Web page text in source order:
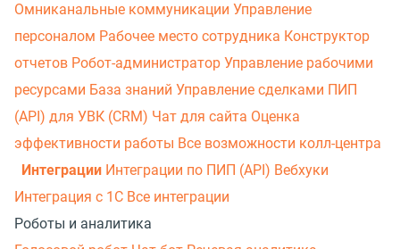
Омниканальные коммуникации Управление
персоналом Рабочее место сотрудника Конструктор
отчетов Робот-администратор Управление рабочими
ресурсами База знаний Управление сделками ПИП
(API) для УВК (CRM) Чат для сайта Оценка
эффективности работы Все возможности колл-центра
Интеграции Интеграции по ПИП (API) Вебхуки
Интеграция с 1С Все интеграции
Роботы и аналитика